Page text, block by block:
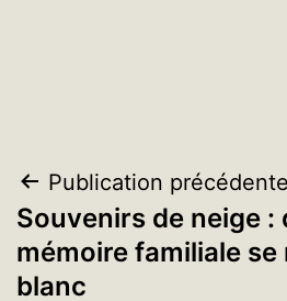
Navigation
de
l’article
Publication précédente
Souvenirs de neige :
mémoire familiale se
blanc